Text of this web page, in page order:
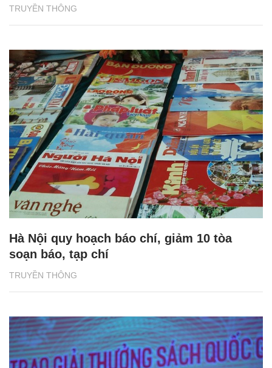
TRUYỀN THÔNG
TRUYỀN THÔNG
Hà Nội quy hoạch báo chí, giảm 10 tòa
soạn báo, tạp chí